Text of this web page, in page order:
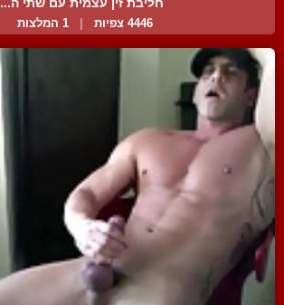
חליבת זין עצמית עם שתי ה...
4446 צפיות 1 המלצות